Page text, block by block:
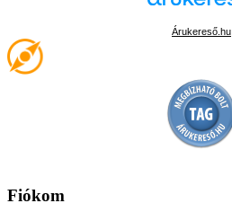
Árukereső.hu
Fiókom